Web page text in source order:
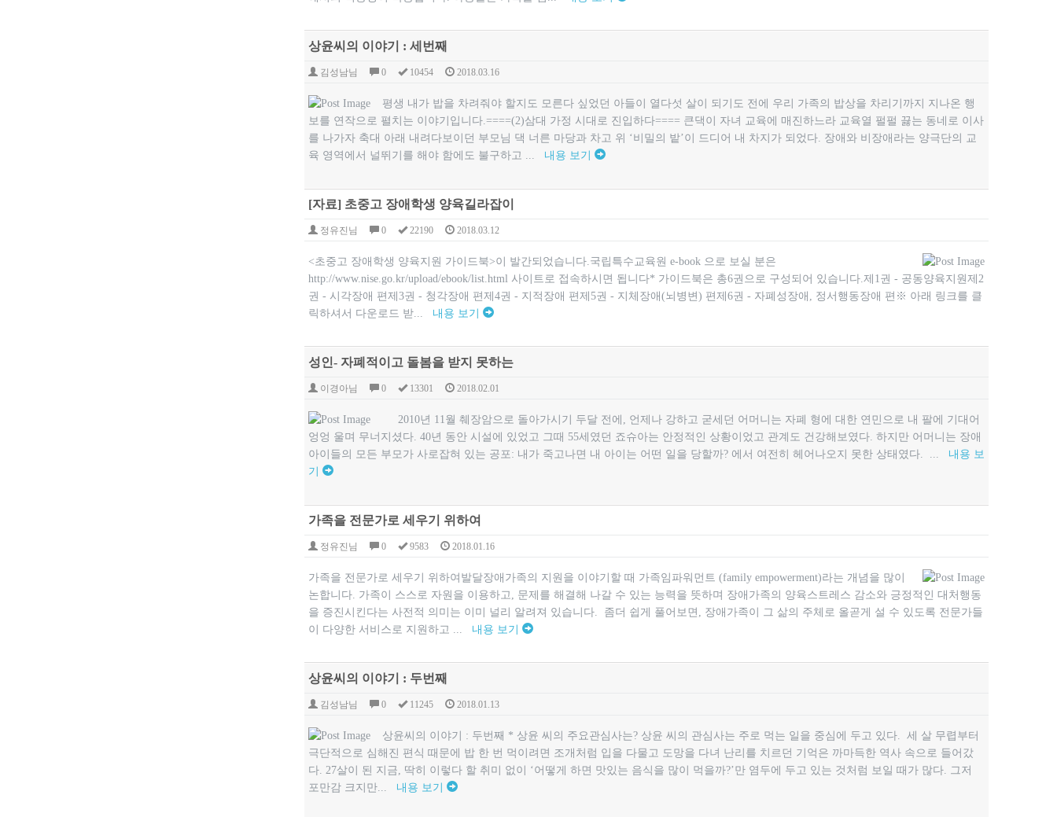
상윤씨의 이야기 : 세번째
김성남님 0 10454 2018.03.16
평생 내가 밥을 차려줘야 할지도 모른다 싶었던 아들이 열다섯 살이 되기도 전에 우리 가족의 밥상을 차리기까지 지나온 행
보를 연작으로 펼치는 이야기입니다.====(2)삼대 가정 시대로 진입하다==== 큰댁이 자녀 교육에 매진하느라 교육열 펄펄 끓는 동네로 이사
를 나가자 축대 아래 내려다보이던 부모님 댁 너른 마당과 차고 위 ‘비밀의 밭’이 드디어 내 차지가 되었다. 장애와 비장애라는 양극단의 교
육 영역에서 널뛰기를 해야 함에도 불구하고 ... 내용 보기
[자료] 초중고 장애학생 양육길라잡이
정유진님 0 22190 2018.03.12
<초중고 장애학생 양육지원 가이드북>이 발간되었습니다.국립특수교육원 e-book 으로 보실 분은
http://www.nise.go.kr/upload/ebook/list.html​ 사이트로 접속하시면 됩니다* 가이드북은 총6권으로 구성되어 있습니다.제1권 - 공동양육지원제2
권 - 시각장애 편제3권 - 청각장애 편제4권 - 지적장애 편제5권 - 지체장애(뇌병변) 편제6권 - 자폐성장애, 정서행동장애 편※ 아래 링크를 클
릭하셔서 다운로드 받... 내용 보기
성인- 자폐적이고 돌봄을 받지 못하는
이경아님 0 13301 2018.02.01
​ 2010년 11월 췌장암으로 돌아가시기 두달 전에, 언제나 강하고 굳세던 어머니는 자폐 형에 대한 연민으로 내 팔에 기대어
엉엉 울며 무너지셨다. 40년 동안 시설에 있었고 그때 55세였던 죠슈아는 안정적인 상황이었고 관계도 건강해보였다. 하지만 어머니는 장애
아이들의 모든 부모가 사로잡혀 있는 공포: 내가 죽고나면 내 아이는 어떤 일을 당할까? 에서 여전히 헤어나오지 못한 상태였다. ... 내용 보
기
가족을 전문가로 세우기 위하여
정유진님 0 9583 2018.01.16
가족을 전문가로 세우기 위하여발달장애가족의 지원을 이야기할 때 가족임파워먼트 (family empowerment)라는 개념을 많이
논합니다. 가족이 스스로 자원을 이용하고, 문제를 해결해 나갈 수 있는 능력을 뜻하며 장애가족의 양육스트레스 감소와 긍정적인 대처행동
을 증진시킨다는 사전적 의미는 이미 널리 알려져 있습니다. 좀더 쉽게 풀어보면, 장애가족이 그 삶의 주체로 올곧게 설 수 있도록 전문가들
이 다양한 서비스로 지원하고 ... 내용 보기
상윤씨의 이야기 : 두번째
김성남님 0 11245 2018.01.13
상윤씨의 이야기 : 두번째 * 상윤 씨의 주요관심사는? 상윤 씨의 관심사는 주로 먹는 일을 중심에 두고 있다. 세 살 무렵부터
극단적으로 심해진 편식 때문에 밥 한 번 먹이려면 조개처럼 입을 다물고 도망을 다녀 난리를 치르던 기억은 까마득한 역사 속으로 들어갔
다. 27살이 된 지금, 딱히 이렇다 할 취미 없이 ‘어떻게 하면 맛있는 음식을 많이 먹을까?’만 염두에 두고 있는 것처럼 보일 때가 많다. 그저
포만감 크지만... 내용 보기